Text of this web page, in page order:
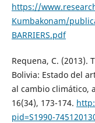
https://
Kumbakonam/
BARRIERS.pdf
Requena, C. (2013).
Bolivia: Estado del
al cambio climático,
16(34), 173-174.
pid=S1990-